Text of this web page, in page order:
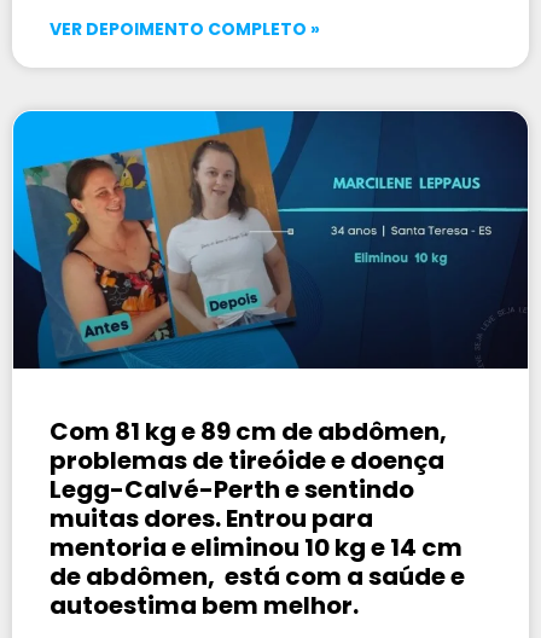
VER DEPOIMENTO COMPLETO »
Com 81 kg e 89 cm de abdômen,
problemas de tireóide e doença
Legg-Calvé-Perth e sentindo
muitas dores. Entrou para
mentoria e eliminou 10 kg e 14 cm
de abdômen, está com a saúde e
autoestima bem melhor.